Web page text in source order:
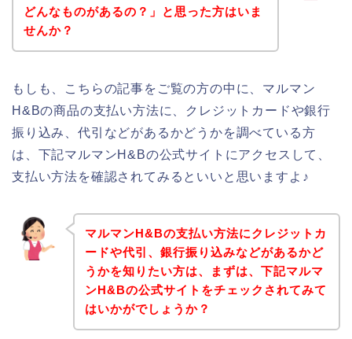
どんなものがあるの？」と思った方はいま
せんか？
もしも、こちらの記事をご覧の方の中に、マルマン
H&Bの商品の支払い方法に、クレジットカードや銀行
振り込み、代引などがあるかどうかを調べている方
は、下記マルマンH&Bの公式サイトにアクセスして、
支払い方法を確認されてみるといいと思いますよ♪
マルマンH&Bの支払い方法にクレジットカ
ードや代引、銀行振り込みなどがあるかど
うかを知りたい方は、まずは、下記マルマ
ンH&Bの公式サイトをチェックされてみて
はいかがでしょうか？